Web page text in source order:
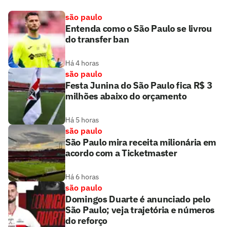
são paulo
Entenda como o São Paulo se livrou
do transfer ban
Há 4 horas
são paulo
Festa Junina do São Paulo fica R$ 3
milhões abaixo do orçamento
Há 5 horas
são paulo
São Paulo mira receita milionária em
acordo com a Ticketmaster
Há 6 horas
são paulo
Domingos Duarte é anunciado pelo
São Paulo; veja trajetória e números
do reforço